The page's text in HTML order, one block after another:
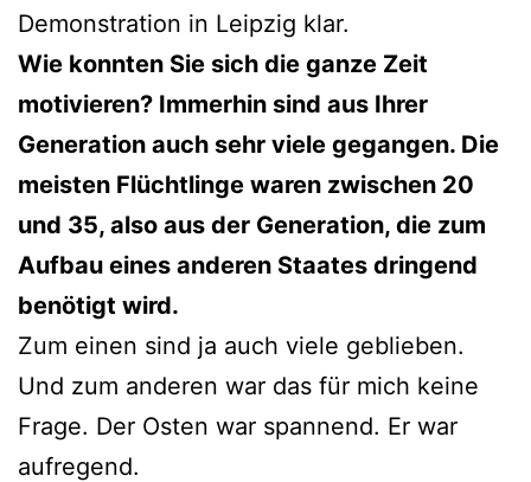
Demonstration in Leipzig klar.
Wie konnten Sie sich die ganze Zeit
motivieren? Immerhin sind aus Ihrer
Generation auch sehr viele gegangen. Die
meisten Flüchtlinge waren zwischen 20
und 35, also aus der Generation, die zum
Aufbau eines anderen Staates dringend
benötigt wird.
Zum einen sind ja auch viele geblieben.
Und zum anderen war das für mich keine
Frage. Der Osten war spannend. Er war
aufregend.